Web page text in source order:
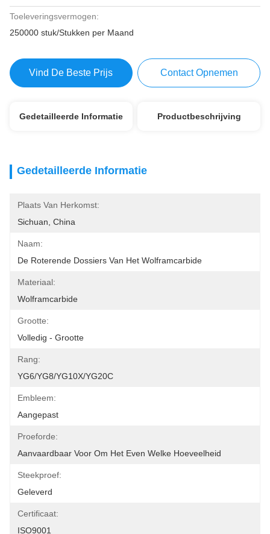
Toeleveringsvermogen:
250000 stuk/Stukken per Maand
Vind De Beste Prijs Contact Opnemen
Gedetailleerde Informatie Productbeschrijving
Gedetailleerde Informatie
Plaats Van Herkomst:
Sichuan, China
Naam:
De Roterende Dossiers Van Het Wolframcarbide
Materiaal:
Wolframcarbide
Grootte:
Volledig - Grootte
Rang:
YG6/YG8/YG10X/YG20C
Embleem:
Aangepast
Proeforde:
Aanvaardbaar Voor Om Het Even Welke Hoeveelheid
Steekproef:
Geleverd
Certificaat:
ISO9001